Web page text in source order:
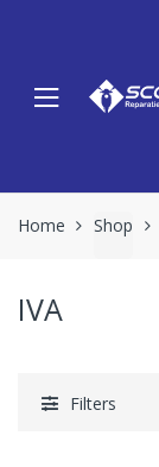
Home Shop
IVA
Filters